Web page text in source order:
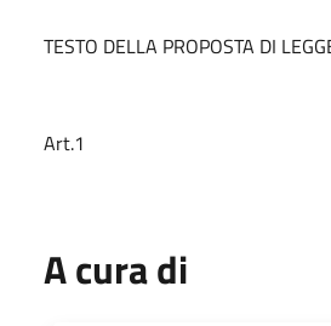
TESTO DELLA PROPOSTA DI
Art.1
A cura di